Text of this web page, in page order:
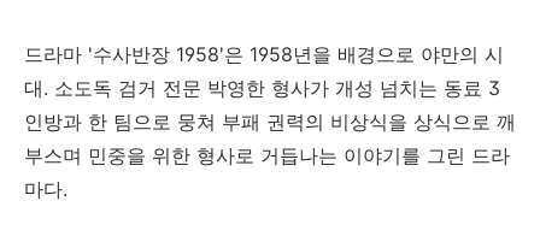
드라마 '수사반장 1958'은 1958년을 배경으로 야만의 시
대. 소도독 검거 전문 박영한 형사가 개성 넘치는 동료 3
인방과 한 팀으로 뭉쳐 부패 권력의 비상식을 상식으로 깨
부스며 민중을 위한 형사로 거듭나는 이야기를 그린 드라
마다.